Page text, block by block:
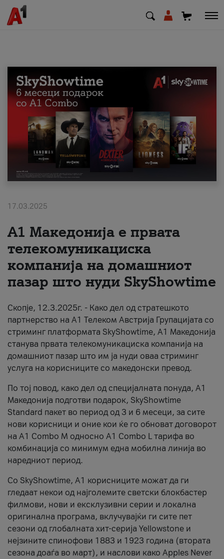
EN SQ
Приватни Деловни
Поддршка
Надополни кредит
#ПодобарОнлајн
17.03.2025
А1 Македонија е првата
телекомуникациска
компанија на домашниот
пазар што нуди SkyShowtime
Скопје, 12.3.2025г. - Како дел од стратешкото
партнерство на А1 Телеком Австрија Групацијата со
стриминг платформата SkyShowtime, А1 Македонија
станува првата телекомуникациска компанија на
домашниот пазар што им ја нуди оваа стриминг
услуга на корисниците со македонски превод.
По тој повод, како дел од специјалната понуда, А1
Македонија подготви подарок, SkyShowtime
Standard пакет во период од 3 и 6 месеци, за сите
нови корисници и оние кои ќе го обноват договорот
на А1 Combo M односно А1 Combo L тарифа во
комбинација со минимум една мобилна линија во
наредниот период.
Со SkyShowtime, А1 корисниците можат да ги
гледаат некои од најголемите светски блокбастер
филмови, нови и ексклузивни серии и локална
оригинална програма, вклучувајќи ги сите пет
сезони од глобалната хит-серија Yellowstone и
нејзините спинофови 1883 и 1923 година (втората
сезона доаѓа во март), и наслови како Apples Never